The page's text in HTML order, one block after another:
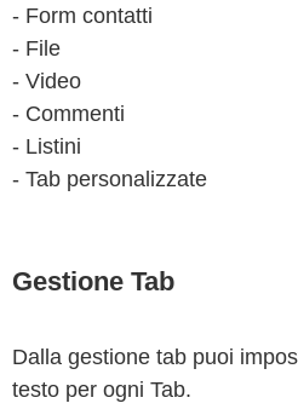
- Form contatti
- File
- Video
- Commenti
- Listini
- Tab personalizzate
Gestione Tab
Dalla gestione tab puoi
testo per ogni Tab.